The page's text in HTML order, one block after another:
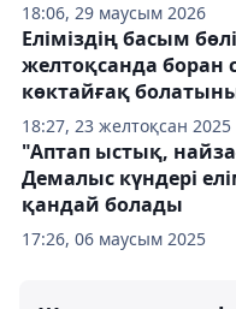
18:06, 29 маусым 2026
18:27, 23 желтоқсан 2025
Еліміздің басым
желтоқсанда боран
көктайғақ
17:26, 06 маусым 2025
"Аптап ыстық,
Демалыс күндері
қандай болады